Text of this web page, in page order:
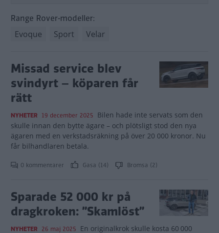
Range Rover-modeller:
Evoque Sport Velar
Missad service blev
svindyrt – köparen får
rätt
NYHETER 19 december 2025 Bilen hade inte servats som den
skulle innan den bytte ägare – och plötsligt stod den nya
ägaren med en verkstadsräkning på över 20 000 kronor. Nu
får bilhandlaren betala.
0 kommentarer Gasa (14) Bromsa (2)
Sparade 52 000 kr på
dragkroken: ”Skamlöst”
NYHETER 26 maj 2025 En originalkrok skulle kosta 60 000